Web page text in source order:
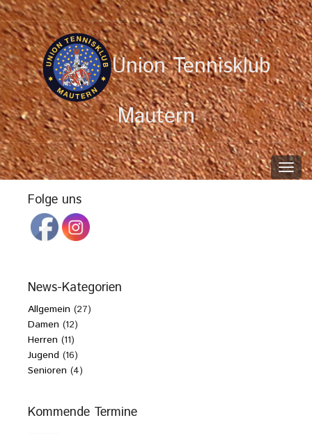
Union Tennisklub
Mautern
Folge uns
News-Kategorien
Allgemein (27)
Damen (12)
Herren (11)
Jugend (16)
Senioren (4)
Kommende Termine